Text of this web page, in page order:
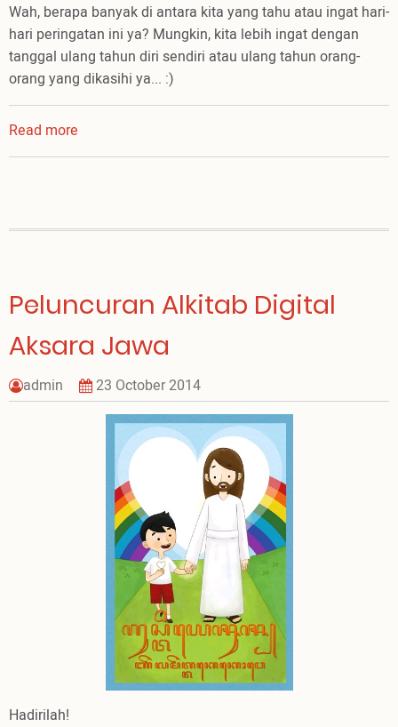
Wah, berapa banyak di antara kita yang tahu atau ingat hari-
hari peringatan ini ya? Mungkin, kita lebih ingat dengan
tanggal ulang tahun diri sendiri atau ulang tahun orang-
orang yang dikasihi ya... :)
Read more
Hari
Peluncuran Alkitab Digital
Aksara Jawa
admin 23 October 2014
Hadirilah!